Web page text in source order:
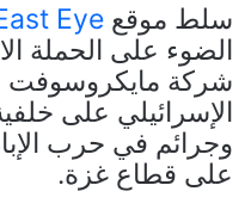
سلط موقع Eye
الضوء على الحملة
شركة مايكروسوفت
الإسرائيلي على
وجرائم في حرب
على قطاع غزة.